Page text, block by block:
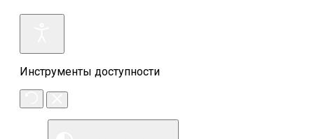
Инструменты доступности